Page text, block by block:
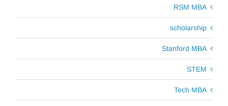
RSM MBA
scholarship
Stanford MBA
STEM
Tech MBA